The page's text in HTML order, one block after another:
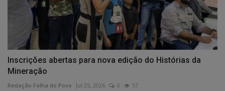
Inscrições abertas para nova edição do Histórias da
Mineração
Redação Folha do Povo Jul 25, 2026 0 57